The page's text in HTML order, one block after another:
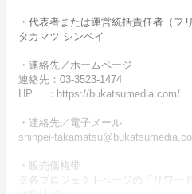
・代表者または運営統括責任者（フ
タカマツ シンペイ
・連絡先／ホームページ
連絡先：03-3523-1474
HP ：https://bukatsumedia.com/
・連絡先／電子メール
shinpei-
・販売価格帯
※各プロジェクトページの「リワー